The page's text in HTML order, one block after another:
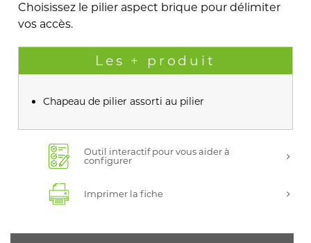
Choisissez le pilier aspect brique pour délimiter
vos accès.
Les + produit
Chapeau de pilier assorti au pilier
Outil interactif pour vous aider à
configurer
Imprimer la fiche